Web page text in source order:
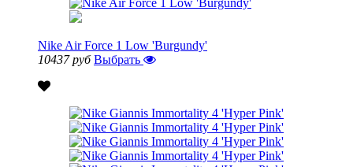
Nike Air Force 1 Low 'Burgundy'
10437 руб Выбрать